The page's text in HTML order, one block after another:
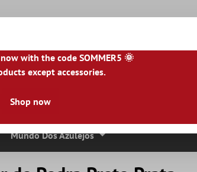
|RO| NO|HU|BG|HR|LU
Lajes De Terraço
Mundo Dos Azulejos
with the code SOMMER5 🌞
except accessories.
Shop now